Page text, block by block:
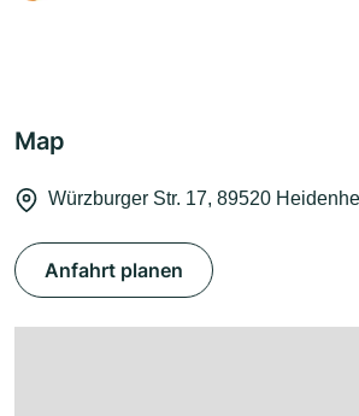
Map
Würzburger Str. 17, 89520
Anfahrt planen